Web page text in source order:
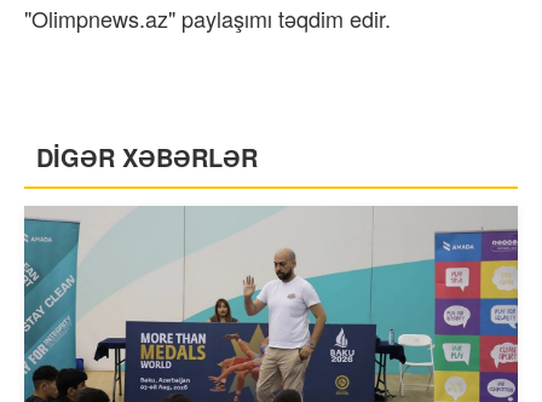
"Olimpnews.az" paylaşımı təqdim edir.
DİGƏR XƏBƏRLƏR